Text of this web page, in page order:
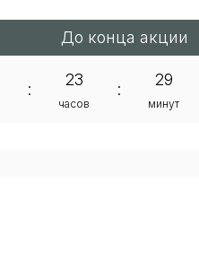
До конца акции
:
23
часов
:
29
минут